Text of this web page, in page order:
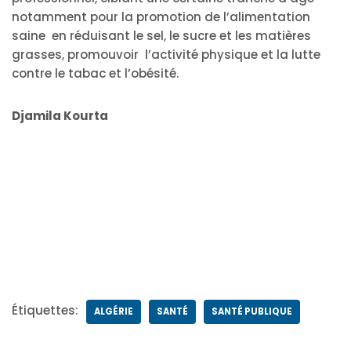
notamment pour la promotion de l’alimentation
saine en réduisant le sel, le sucre et les matières
grasses, promouvoir l’activité physique et la lutte
contre le tabac et l’obésité.
Djamila Kourta
Étiquettes: ALGÉRIE SANTÉ SANTÉ PUBLIQUE